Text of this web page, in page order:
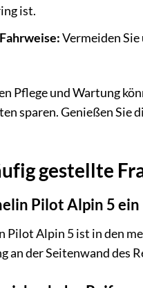
ist.
Vermeiden
Pflege und Wartung
sparen. Genießen Sie
gestellte
Pilot Alpin 5
Pilot Alpin 5 ist in den
an der Seitenwand des